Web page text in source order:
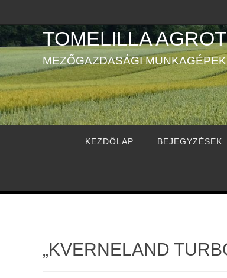
TOMELILLA
MEZŐGAZDASÁGI
KEZDŐLAP
BEJEGYZÉSEK
„KVERNELAND